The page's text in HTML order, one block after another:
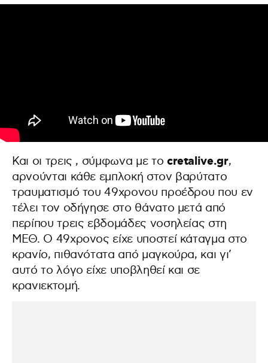
Και οι τρεις , σύμφωνα με το cretalive.gr,
αρνούνται κάθε εμπλοκή στον βαρύτατο
τραυματισμό του 49χρονου προέδρου που εν
τέλει τον οδήγησε στο θάνατο μετά από
περίπου τρεις εβδομάδες νοσηλείας στη
ΜΕΘ. Ο 49χρονος είχε υποστεί κάταγμα στο
κρανίο, πιθανότατα από μαγκούρα, και γι’
αυτό το λόγο είχε υποβληθεί και σε
κρανιεκτομή.